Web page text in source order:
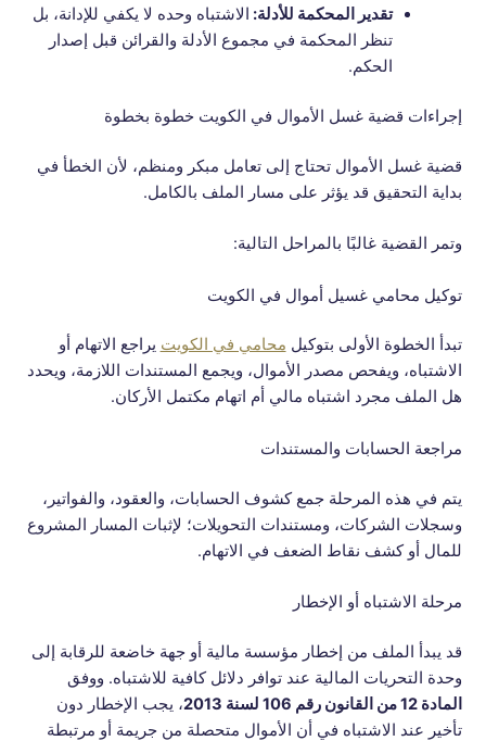
تقدير المحكمة للأدلة: الاشتباه وحده لا يكفي للإدانة، بل
تنظر المحكمة في مجموع الأدلة والقرائن قبل إصدار
الحكم.
إجراءات قضية غسل الأموال في الكويت خطوة بخطوة
قضية غسل الأموال تحتاج إلى تعامل مبكر ومنظم، لأن الخطأ في
بداية التحقيق قد يؤثر على مسار الملف بالكامل.
وتمر القضية غالبًا بالمراحل التالية:
توكيل محامي غسيل أموال في الكويت
تبدأ الخطوة الأولى بتوكيل محامي في الكويت يراجع الاتهام أو
الاشتباه، ويفحص مصدر الأموال، ويجمع المستندات اللازمة، ويحدد
هل الملف مجرد اشتباه مالي أم اتهام مكتمل الأركان.
مراجعة الحسابات والمستندات
يتم في هذه المرحلة جمع كشوف الحسابات، والعقود، والفواتير،
وسجلات الشركات، ومستندات التحويلات؛ لإثبات المسار المشروع
للمال أو كشف نقاط الضعف في الاتهام.
مرحلة الاشتباه أو الإخطار
قد يبدأ الملف من إخطار مؤسسة مالية أو جهة خاضعة للرقابة إلى
وحدة التحريات المالية عند توافر دلائل كافية للاشتباه. ووفق
المادة 12 من القانون رقم 106 لسنة 2013
، يجب الإخطار دون
تأخير عند الاشتباه في أن الأموال متحصلة من جريمة أو مرتبطة